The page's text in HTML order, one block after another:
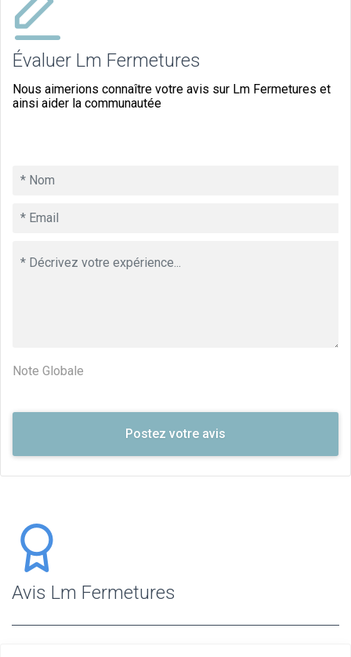
Évaluer Lm Fermetures
Nous aimerions connaître votre avis sur Lm Fermetures et
ainsi aider la communautée
Note Globale
Avis Lm Fermetures